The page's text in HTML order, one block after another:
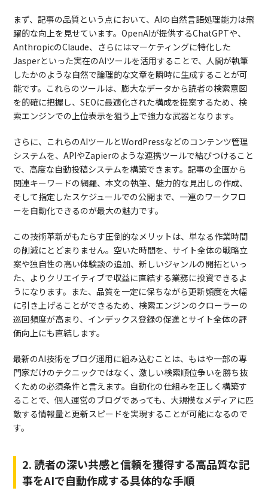
まず、記事の品質という点において、AIの自然言語処理能力は飛
躍的な向上を見せています。OpenAIが提供するChatGPTや、
AnthropicのClaude、さらにはマーケティングに特化した
Jasperといった実在のAIツールを活用することで、人間が執筆
したかのような自然で論理的な文章を瞬時に生成することが可
能です。これらのツールは、膨大なデータから読者の検索意図
を的確に把握し、SEOに最適化された構成を提案するため、検
索エンジンでの上位表示を狙う上で強力な武器となります。
さらに、これらのAIツールとWordPressなどのコンテンツ管理
システムを、APIやZapierのような連携ツールで結びつけること
で、高度な自動投稿システムを構築できます。記事の企画から
関連キーワードの網羅、本文の執筆、魅力的な見出しの作成、
そして指定したスケジュールでの公開まで、一連のワークフロ
ーを自動化できるのが最大の魅力です。
この技術革新がもたらす圧倒的なメリットは、単なる作業時間
の削減にとどまりません。空いた時間を、サイト全体の戦略立
案や独自性の高い体験談の追加、新しいジャンルの開拓といっ
た、よりクリエイティブで収益に直結する業務に投資できるよ
うになります。また、品質を一定に保ちながら更新頻度を大幅
に引き上げることができるため、検索エンジンのクローラーの
巡回頻度が高まり、インデックス登録の促進とサイト全体の評
価向上にも直結します。
最新のAI技術をブログ運用に組み込むことは、もはや一部の専
門家だけのテクニックではなく、激しい検索順位争いを勝ち抜
くための必須条件と言えます。自動化の仕組みを正しく構築す
ることで、個人運営のブログであっても、大規模なメディアに匹
敵する情報量と更新スピードを実現することが可能になるので
す。
2. 読者の深い共感と信頼を獲得する高品質な記
事をAIで自動作成する具体的な手順